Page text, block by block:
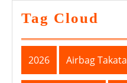
Tag Cloud
2026 Airbag Takata